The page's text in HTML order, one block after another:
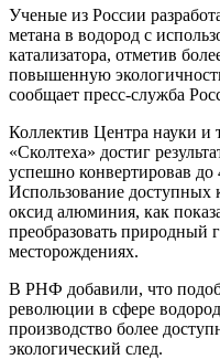
Ученые из России
метана в водород с
катализатора, отметив
повышенную
сообщает пресс-служба
Коллектив Центра науки и
«Сколтеха» достиг
успешно конвертировав до
Использование доступных
оксид алюминия, как
преобразовать природный
месторождениях.
В РНФ добавили, что
революции в сфере
производство более
экологический след.